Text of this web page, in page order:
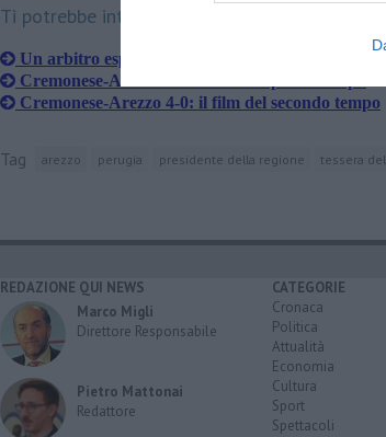
Ti potrebbe interessare anche:
Un arbitro esperto per Arezzo-Perugia
Cremonese-Arezzo 4-0: il film del primo tempo
Cremonese-Arezzo 4-0: il film del secondo tempo
Tag arezzo perugia presidente della regione tessera
REDAZIONE QUI NEWS
Marco Migli
Direttore Responsabile
Pietro Mattonai
Redattore
CATEGORIE
Cronaca
Politica
Attualità
Economia
Cultura
Sport
Spettacoli